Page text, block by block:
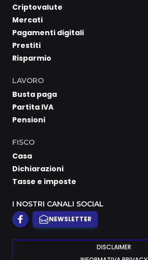
Criptovalute
Mercati
Pagamenti digitali
Prestiti
Risparmio
LAVORO
Busta paga
Partita IVA
Pensioni
FISCO
Casa
Dichiarazioni
Tasse e imposte
I NOSTRI CANALI SOCIAL
NEWSLETTER
DISCLAIMER